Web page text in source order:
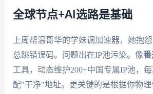
全球节点+AI选路是基础
上周帮温哥华的学妹调加速器，她抱
总跳错误码。问题出在IP池污染。像番
工具，动态维护200+中国专属IP池，
配"干净"地址。更关键的是根据你物